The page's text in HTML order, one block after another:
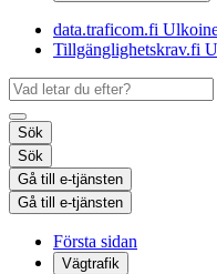
data.traficom.fi
Tillgänglighetskrav.fi
Sök
Sök
Gå till e-tjänsten
Gå till e-tjänsten
Första sidan
Vägtrafik